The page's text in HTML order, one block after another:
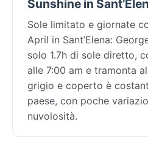
Sunshine in
Sole limitato e giornate
April in Sant’Elena:
solo 1.7h di sole diretto,
alle 7:00 am e tramonta
grigio e coperto è
paese, con poche
nuvolosità.